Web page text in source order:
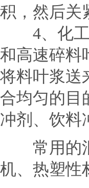
积，然后关
4、化工
和高速碎料
将料叶浆送
合均匀的目
冲剂、饮料
常用的混
机、热塑性